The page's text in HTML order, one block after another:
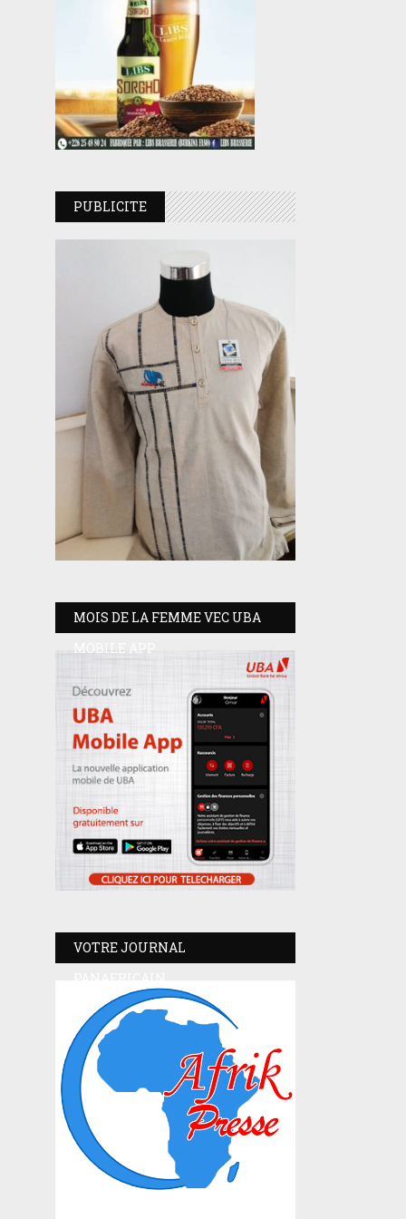
PUBLICITE
MOIS DE LA FEMME VEC UBA
MOBILE APP
VOTRE JOURNAL